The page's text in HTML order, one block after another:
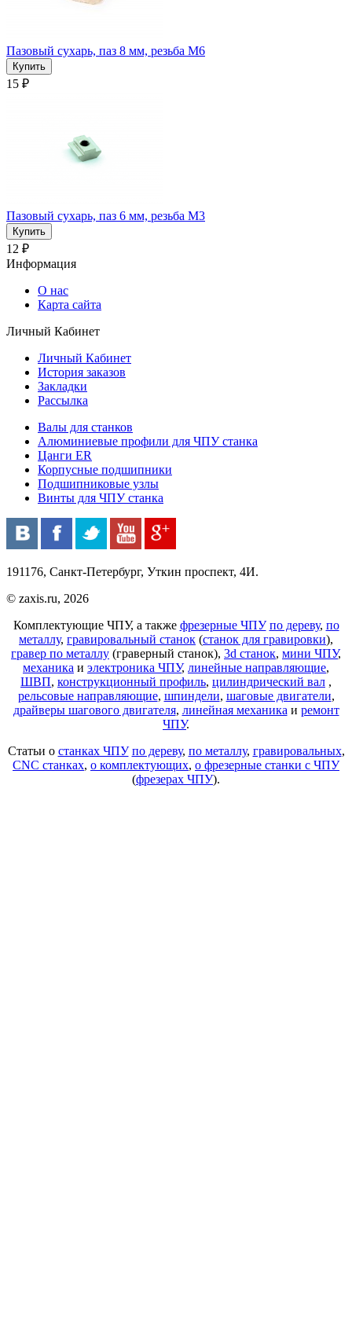
Пазовый сухарь, паз 8 мм, резьба М6
15 ₽
Пазовый сухарь, паз 6 мм, резьба М3
12 ₽
Информация
О нас
Карта сайта
Личный Кабинет
Личный Кабинет
История заказов
Закладки
Рассылка
Валы для станков
Алюминиевые профили для ЧПУ станка
Цанги ER
Корпусные подшипники
Подшипниковые узлы
Винты для ЧПУ станка
191176, Санкт-Петербург, Уткин проспект, 4И.
© zaxis.ru, 2026
Комплектующие ЧПУ, а также фрезерные ЧПУ по дереву, по
металлу, гравировальный станок (станок для гравировки),
гравер по металлу (граверный станок), 3d станок, мини ЧПУ,
механика и электроника ЧПУ, линейные направляющие,
ШВП, конструкционный профиль, цилиндрический вал ,
рельсовые направляющие, шпиндели, шаговые двигатели,
драйверы шагового двигателя, линейная механика и ремонт
ЧПУ.
Статьи о станках ЧПУ по дереву, по металлу, гравировальных,
CNC станках, о комплектующих, о фрезерные станки с ЧПУ
(фрезерах ЧПУ).